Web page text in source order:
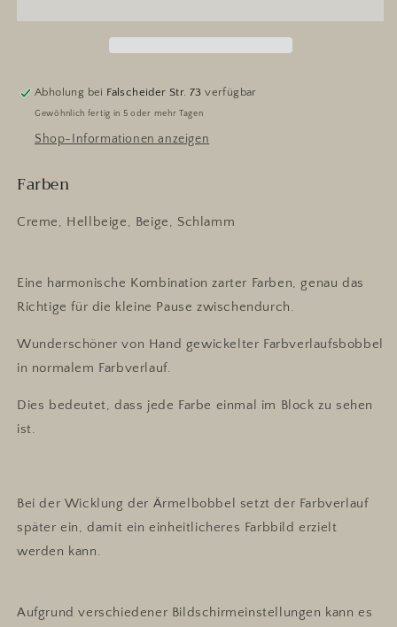
Abholung bei Falscheider Str. 73 verfügbar
Gewöhnlich fertig in 5 oder mehr Tagen
Shop-Informationen anzeigen
Farben
Creme, Hellbeige, Beige, Schlamm
Eine harmonische Kombination zarter Farben, genau das
Richtige für die kleine Pause zwischendurch.
Wunderschöner von Hand gewickelter Farbverlaufsbobbel
in normalem Farbverlauf.
Dies bedeutet, dass jede Farbe einmal im Block zu sehen
ist.
Bei der Wicklung der Ärmelbobbel setzt der Farbverlauf
später ein, damit ein einheitlicheres Farbbild erzielt
werden kann.
Aufgrund verschiedener Bildschirmeinstellungen kann es